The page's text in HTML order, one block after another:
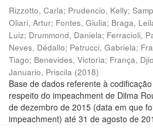
Rizzotto, Carla; Prudencio, Kelly;
Oliari, Artur; Fontes, Giulia; Braga,
Luiz; Drummond, Daniela; Ferracioli,
Neves, Dédallo; Petrucci, Gabriela;
Tiago; Benevides, Victoria; França,
Januario, Priscila (2018)
Base de dados referente à
respeito do impeachment de Dilma
de dezembro de 2015 (data em que
impeachment) até 31 de agosto de